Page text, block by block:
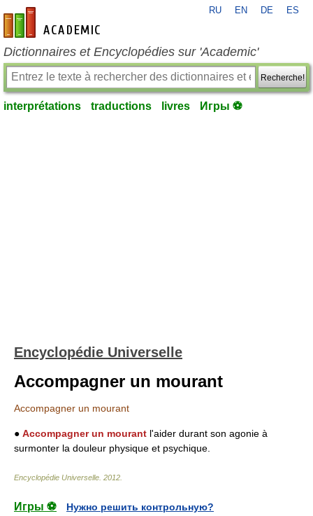
fr-academic.com
RU EN DE ES
Dictionnaires et Encyclopédies sur 'Academic'
Recherche!
interprétations traductions livres Игры ⚽
Encyclopédie Universelle
Accompagner un mourant
Accompagner un mourant
● Accompagner un mourant l'aider durant son agonie à
surmonter la douleur physique et psychique.
Encyclopédie Universelle 2012
Игры ⚽
Нужно решить контрольную?